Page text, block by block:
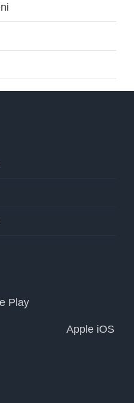
Apple iOS